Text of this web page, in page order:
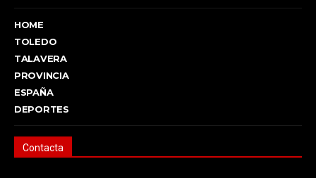
HOME
TOLEDO
TALAVERA
PROVINCIA
ESPAÑA
DEPORTES
Contacta